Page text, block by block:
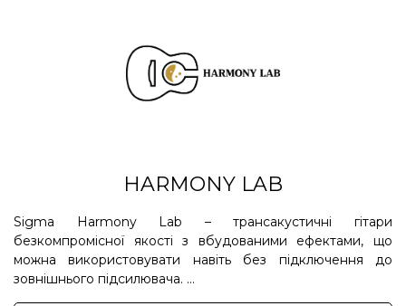
HARMONY LAB
Sigma Harmony Lab – трансакустичні гітари
безкомпромісної якості з вбудованими ефектами, що
можна використовувати навіть без підключення до
зовнішнього підсилювача. ...